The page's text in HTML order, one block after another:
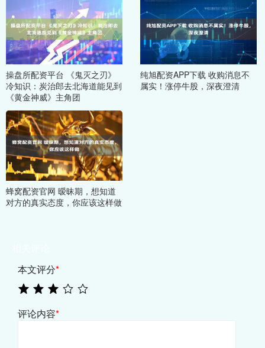
操盘所配资平台 《鬼灭之刃》
冷知识：炭治郎去北海道能见到
《黄金神威》主角团
纯旭配资APP下载 收购消息不
属实！涨停牛股，深夜澄清
蜂窝配资官网 暧昧期，想知道
对方的真实态度，你应该这样做
本文评分*
评论内容*